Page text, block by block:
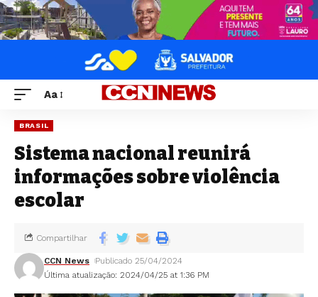
Aa
BRASIL
Sistema nacional reunirá
informações sobre violência
escolar
Última atualização: 2024/04/25 at 1:36 PM
CCN News Publicado 25/04/2024
Compartilhar